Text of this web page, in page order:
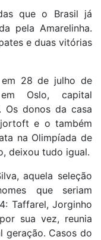
que o Brasil já
pela Amarelinha.
e duas vitórias
28 de julho de
Oslo, capital
Os donos da casa
e o também
na Olimpíada de
deixou tudo igual.
aquela seleção
que seriam
Taffarel, Jorginho
sua vez, reunia
geração. Casos do